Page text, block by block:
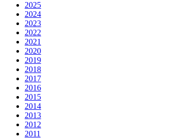
2025
2024
2023
2022
2021
2020
2019
2018
2017
2016
2015
2014
2013
2012
2011